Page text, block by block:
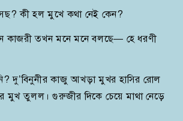
কী হল মুখে কথা নেই কেন?
কাজরী তখন মনে মনে বলছে— হে ধরণী
দু’বিনুনীর কাজু আখড়া মুখর হাসির রোল
মুখ তুলল। গুরুজীর দিকে চেয়ে মাথা নেড়ে